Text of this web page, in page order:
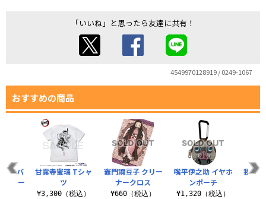
「いいね」と思ったら友達に共有！
4549970128919 / 0249-1067
おすすめの商品
竈門禰豆子 クリー
ナークロス
¥660（税込）
嘴平伊之助 イヤホ
ンポーチ
¥1,320（税込）
我妻
バ
ケー
甘露寺蜜璃 Tシャ
ツ
¥3,300（税込）